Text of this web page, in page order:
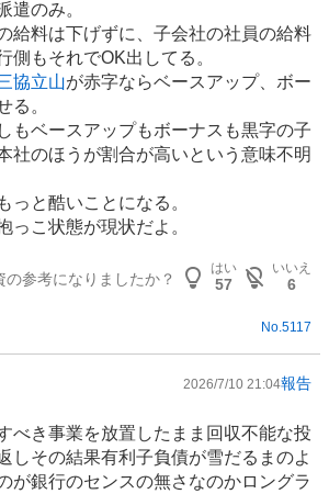
遣のみ。
給料は下げずに、子会社の社員の給料
側もそれでOK出してる。
協立山が赤字ならベースアップ、ボー
る。
もベースアップもボーナスも黒字の子
社のほうが割合が高いという意味不明
っと酷いことになる。
っこ状態が現状だよ。
の参考になりましたか？
はい
57
いいえ
6
No. 5117
2026/7/10 21:04報告
べき事業を放置したまま回収不能な投
しその結果有利子負債が雪だるまのよ
が銀行のセンスの無さなのかロングラ